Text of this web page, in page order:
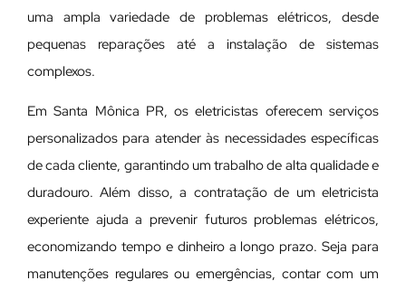
uma ampla variedade de problemas elétricos, desde
pequenas reparações até a instalação de sistemas
complexos.
Em Santa Mônica PR, os eletricistas oferecem serviços
personalizados para atender às necessidades específicas
de cada cliente, garantindo um trabalho de alta qualidade e
duradouro. Além disso, a contratação de um eletricista
experiente ajuda a prevenir futuros problemas elétricos,
economizando tempo e dinheiro a longo prazo. Seja para
manutenções regulares ou emergências, contar com um